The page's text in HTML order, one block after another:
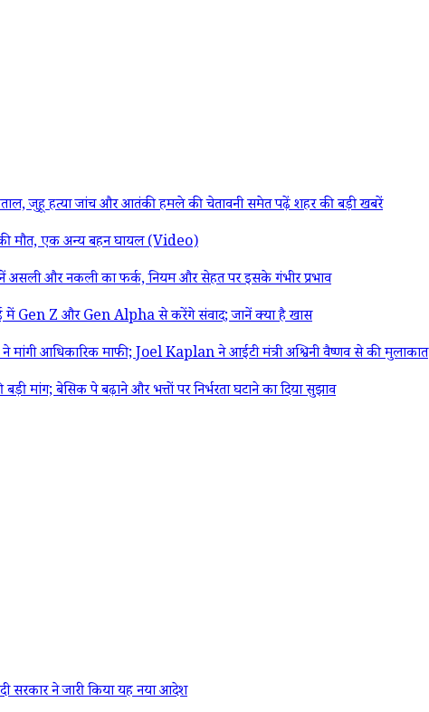
जुहू हत्या जांच और आतंकी हमले की चेतावनी समेत पढ़ें शहर की बड़ी खबरें
मौत, एक अन्य बहन घायल (Video)
और नकली का फर्क, नियम और सेहत पर इसके गंभीर प्रभाव
Gen Z और Gen Alpha से करेंगे संवाद; जानें क्या है खास
आधिकारिक माफी; Joel Kaplan ने आईटी मंत्री अश्विनी वैष्णव से की मुलाकात
बेसिक पे बढ़ाने और भत्तों पर निर्भरता घटाने का दिया सुझाव
ने जारी किया यह नया आदेश